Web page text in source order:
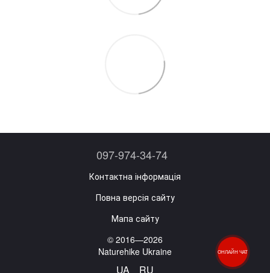
097-974-34-74
Контактна інформація
Повна версія сайту
Мапа сайту
© 2016—2026
Naturehike Ukraine
UA RU
ОНЛАЙН ЧАТ